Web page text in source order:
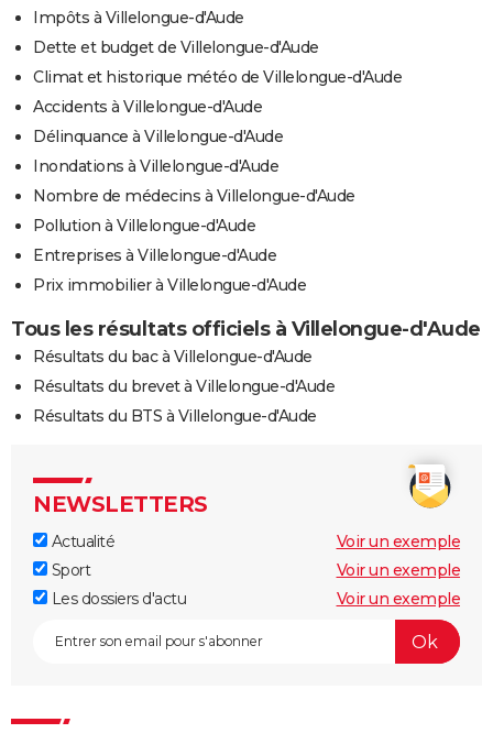
Impôts à Villelongue-d'Aude
Dette et budget de Villelongue-d'Aude
Climat et historique météo de Villelongue-d'Aude
Accidents à Villelongue-d'Aude
Délinquance à Villelongue-d'Aude
Inondations à Villelongue-d'Aude
Nombre de médecins à Villelongue-d'Aude
Pollution à Villelongue-d'Aude
Entreprises à Villelongue-d'Aude
Prix immobilier à Villelongue-d'Aude
Tous les résultats officiels à Villelongue-d'Aude
Résultats du bac à Villelongue-d'Aude
Résultats du brevet à Villelongue-d'Aude
Résultats du BTS à Villelongue-d'Aude
NEWSLETTERS
Actualité
Voir un exemple
Sport
Voir un exemple
Les dossiers d'actu
Voir un exemple